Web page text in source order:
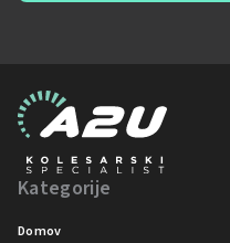
Kategorije
Domov